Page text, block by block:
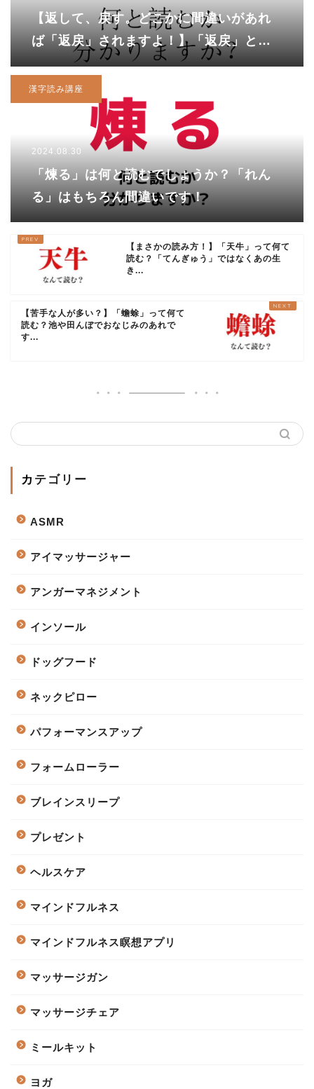
【返して、戻す。どこかに間違いがあれ
ば「返戻」されますよ！】「返戻」と書
いて何と読む？
漢字読み講座
2024.08.30
「煉る」は何と読むでしょうか？「れん
る」はもちろん間違いです！
【まさかの読み方！】「天牛」って何て
読む？「てんぎゅう」ではなくあの生
き...
【苦手な人が多い？】「蟾蜍」って何て
読む？池や田んぼでおなじみのあれで
す...
カテゴリー
ASMR
アイマッサージャー
アンガーマネジメント
インソール
ドッグフード
ネックピロー
パフォーマンスアップ
フォームローラー
ブレインスリープ
プレゼント
ヘルスケア
マインドフルネス
マインドフルネス瞑想アプリ
マッサージガン
マッサージチェア
ミールキット
ヨガ